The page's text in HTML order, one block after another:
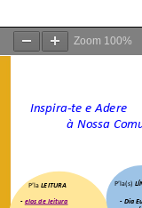
Zoom 100%